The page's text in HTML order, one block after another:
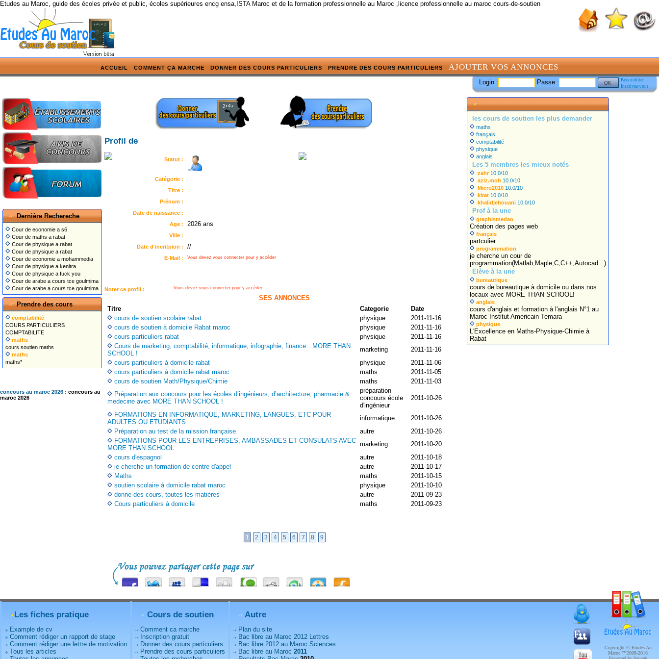
Etudes au Maroc, guide des écoles privée et public, écoles supérieures encg ensa,ISTA Maroc et de la formation professionnelle au Maroc ,licence professionnelle au maroc cours-de-soutien
ACCUEIL COMMENT ÇA MARCHE DONNER DES COURS PARTICULIERS PRENDRE DES COURS PARTICULIERS AJOUTER VOS ANNONCES
Login : Passe :
Pass oublier
Inscrivez-vous
Dernière Rechereche
Cour de economie a s6
Cour de maths a rabat
Cour de physique a rabat
Cour de physique a rabat
Cour de economie a mohammedia
Cour de physique a kenitra
Cour de physique a fuck you
Cour de arabe a cours tce goulmima
Cour de arabe a cours tce goulmima
Prendre des cours
comptabilité
COURS PARTICULIERS
COMPTABILITE
maths
cours soutien maths
maths
maths*
concours au maroc 2026 : concours au
maroc 2026
Profil de
Statut :
Catégorie :
Titre :
Prénom :
Date de naissance :
Age :
2026 ans
Ville :
Date d'incritpion :
//
E-Mail : Vous devez vous connecter pour y accèder
Noter ce profil : Vous devez vous connecter pour y accèder
SES ANNONCES
Titre
Categorie
Date
cours de soutien scolaire rabat
physique
2011-11-16
cours de soutien à domicile Rabat maroc
physique
2011-11-16
cours particuliers rabat
physique
2011-11-16
Cours de marketing, comptabilité, informatique, infographie, finance…MORE THAN
SCHOOL !
marketing
2011-11-16
cours particuliers à domicile rabat
physique
2011-11-06
cours particuliers à domicile rabat maroc
maths
2011-11-05
cours de soutien Math/Physique/Chimie
maths
2011-11-03
Préparation aux concours pour les écoles d’ingénieurs, d’architecture, pharmacie &
medecine avec MORE THAN SCHOOL !
préparation
concours école
d'ingénieur
2011-10-26
FORMATIONS EN INFORMATIQUE, MARKETING, LANGUES, ETC POUR
ADULTES OU ETUDIANTS
informatique
2011-10-26
Préparation au test de la mission française
autre
2011-10-26
FORMATIONS POUR LES ENTREPRISES, AMBASSADES ET CONSULATS AVEC
MORE THAN SCHOOL
marketing
2011-10-20
cours d'espagnol
autre
2011-10-18
je cherche un formation de centre d'appel
autre
2011-10-17
Maths
maths
2011-10-15
soutien scolaire à domicile rabat maroc
physique
2011-10-10
donne des cours, toutes les matiéres
autre
2011-09-23
Cours particuliers à domicile
maths 2011-09-23
1 2 3 4 5 6 7 8 9
les cours de soutien les plus demander
maths
français
comptabilité
physique
anglais
Les 5 membres les mieux notés
zahr 10.0/10
aziz.moh 10.0/10
Micro2010 10.0/10
kirat 10.0/10
khalidjehouani 10.0/10
Prof à la une
graphismedao
Création des pages web
français
partculier
programmation
je cherche un cour de
programmation(Matlab,Maple,C,C++,Autocad...)
Elève à la une
bureautique
cours de bureautique à domicile ou dans nos
locaux avec MORE THAN SCHOOL!
anglais
cours d'anglais et formation à l'anglais N°1 au
Maroc Institut Americain Temara
physique
L'Excellence en Maths-Physique-Chimie à
Rabat
Copyright © Etudes Au
Maroc ™2008-2016
Les fiches pratique
Example de cv
Comment rédiger un rapport de stage
Comment rédiger une lettre de motivation
Tous les articles
Cours de soutien
Comment ca marche
Inscription gratuit
Donner des cours particuliers
Prendre des cours particuliers
Autre
Plan du site
Bac libre au Maroc 2012 Lettres
Bac libre 2012 au Maroc Sciences
Bac libre au Maroc 2011